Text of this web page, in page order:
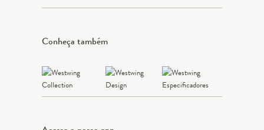
Conheça também